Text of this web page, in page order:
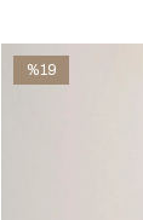
%19